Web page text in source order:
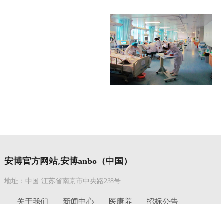
安博官方网站,安博anbo（中国）
地址：中国·江苏省南京市中央路238号
关于我们 新闻中心 医康养 招标公告